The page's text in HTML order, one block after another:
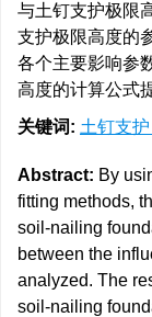
与土钉支护极限
支护极限高度的
各个主要影响参
高度的计算公式
关键词: 土钉支护
Abstract: By
fitting methods,
soil-nailing
between the
analyzed. The
soil-nailing